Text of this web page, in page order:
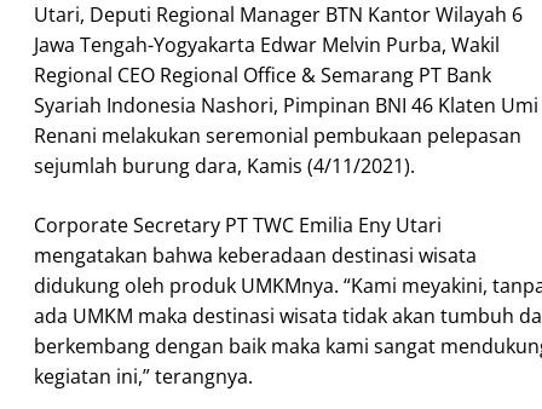
Utari, Deputi Regional Manager BTN Kantor Wilayah 6
Jawa Tengah-Yogyakarta Edwar Melvin Purba, Wakil
Regional CEO Regional Office & Semarang PT Bank
Syariah Indonesia Nashori, Pimpinan BNI 46 Klaten Umi
Renani melakukan seremonial pembukaan pelepasan
sejumlah burung dara, Kamis (4/11/2021).
Corporate Secretary PT TWC Emilia Eny Utari
mengatakan bahwa keberadaan destinasi wisata
didukung oleh produk UMKMnya. “Kami meyakini,
ada UMKM maka destinasi wisata tidak akan tumbuh
berkembang dengan baik maka kami sangat
kegiatan ini,” terangnya.